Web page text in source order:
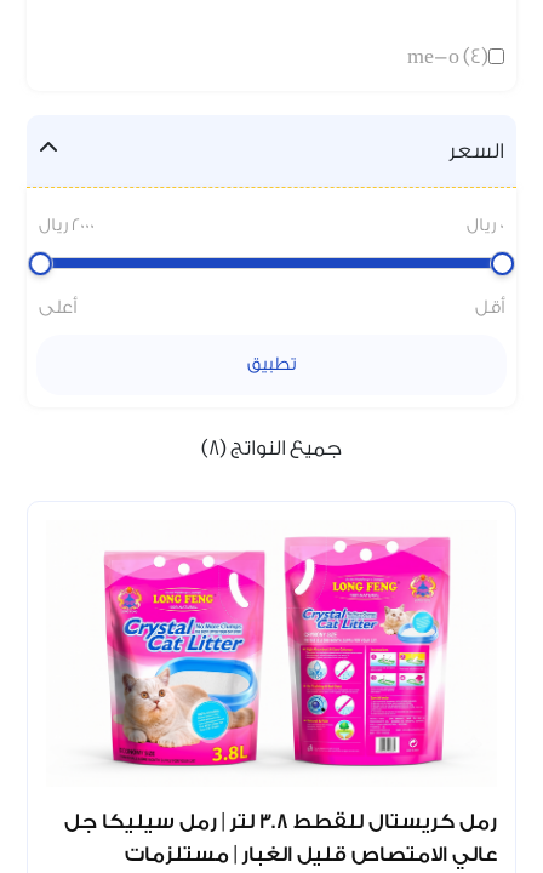
me-o (4)
السعر
0 ريال 2000 ريال
أقل أعلى
تطبيق
جميع النواتج (8)
رمل كريستال للقطط 3.8 لتر | رمل سيليكا جل
عالي الامتصاص قليل الغبار | مستلزمات